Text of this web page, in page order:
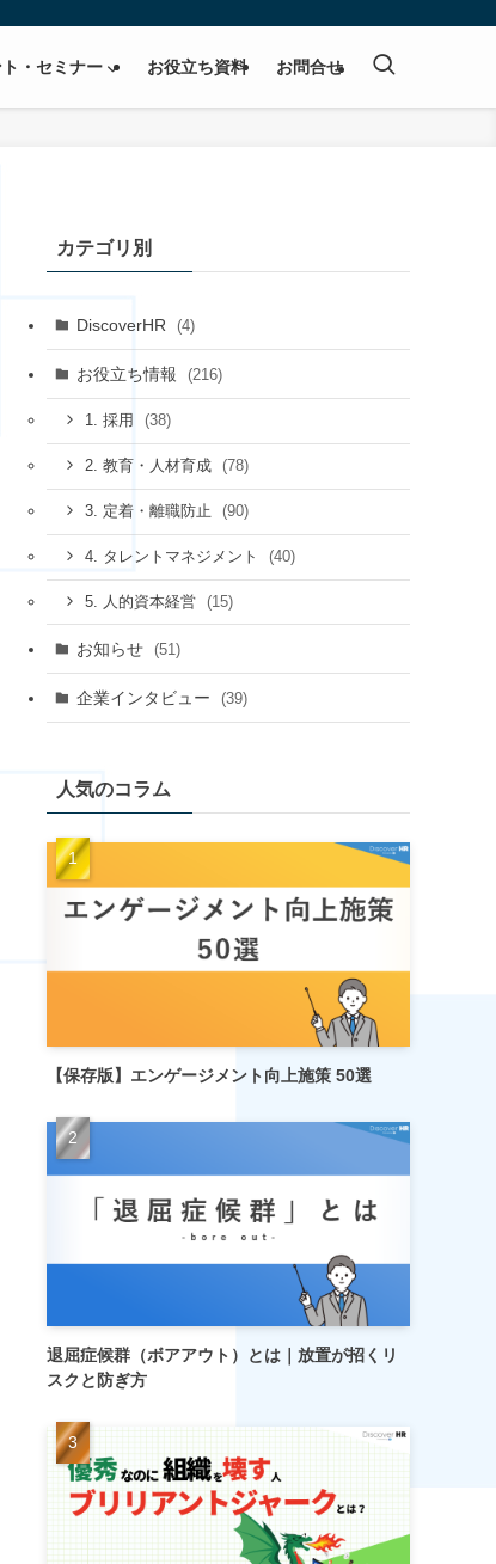
・セミナー お役立ち資料 お問合せ
カテゴリ別
DiscoverHR (4)
お役立ち情報 (216)
1. 採用 (38)
2. 教育・人材育成 (78)
3. 定着・離職防止 (90)
4. タレントマネジメント (40)
5. 人的資本経営 (15)
お知らせ (51)
企業インタビュー (39)
人気のコラム
【保存版】エンゲージメント向上施策 50選
退屈症候群（ボアアウト）とは｜放置が招くリ
スクと防ぎ方